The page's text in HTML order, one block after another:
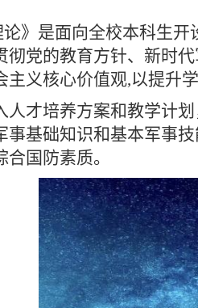
》是面向全校本科生开
彻党的教育方针、新时
主义核心价值观,以提升
人才培养方案和教学计
事基础知识和基本军事
国防素质。